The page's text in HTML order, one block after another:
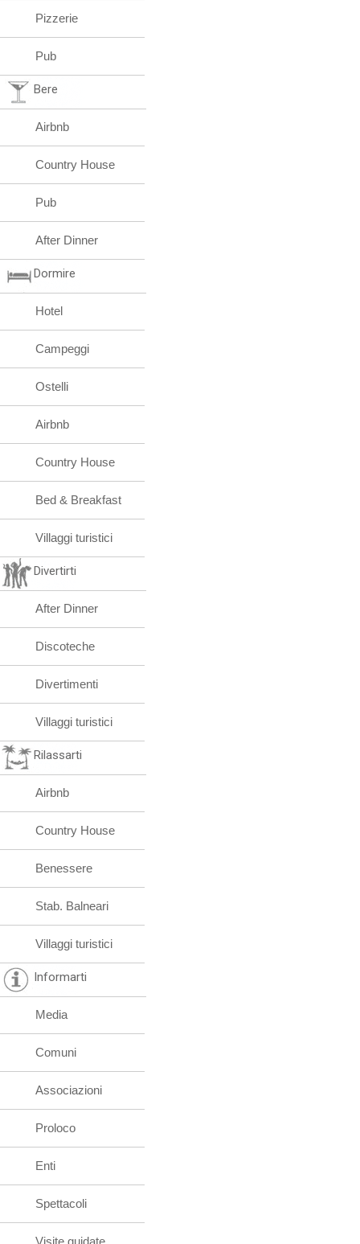
Pizzerie
Pub
Bere
Airbnb
Country House
Pub
After Dinner
Dormire
Hotel
Campeggi
Ostelli
Airbnb
Country House
Bed & Breakfast
Villaggi turistici
Divertirti
After Dinner
Discoteche
Divertimenti
Villaggi turistici
Rilassarti
Airbnb
Country House
Benessere
Stab. Balneari
Villaggi turistici
Informarti
Media
Comuni
Associazioni
Proloco
Enti
Spettacoli
Visite guidate